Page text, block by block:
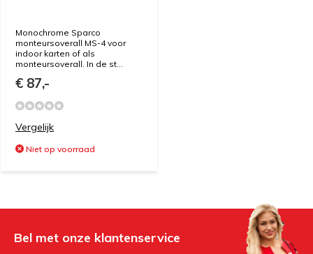
Monochrome Sparco
monteursoverall MS-4 voor
indoor karten of als
monteursoverall. In de st...
€ 87,-
Vergelijk
Niet op voorraad
Bel met onze klantenservice